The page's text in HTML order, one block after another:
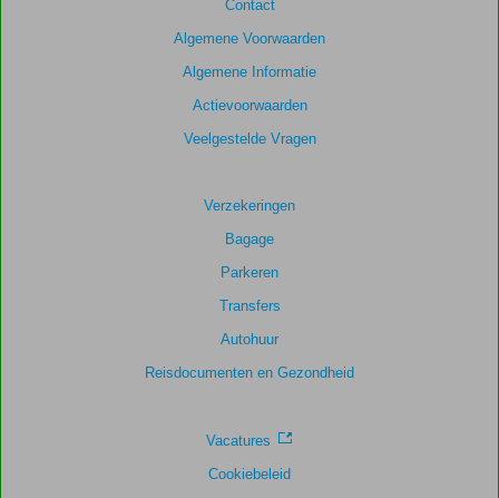
Kindvriendelijk
8,0
Wifi kwaliteit
Contact
Algemene Voorwaarden
Algemene Informatie
Actievoorwaarden
Veelgestelde Vragen
Verzekeringen
Bagage
Parkeren
Transfers
Autohuur
Reisdocumenten en Gezondheid
Vacatures
Cookiebeleid